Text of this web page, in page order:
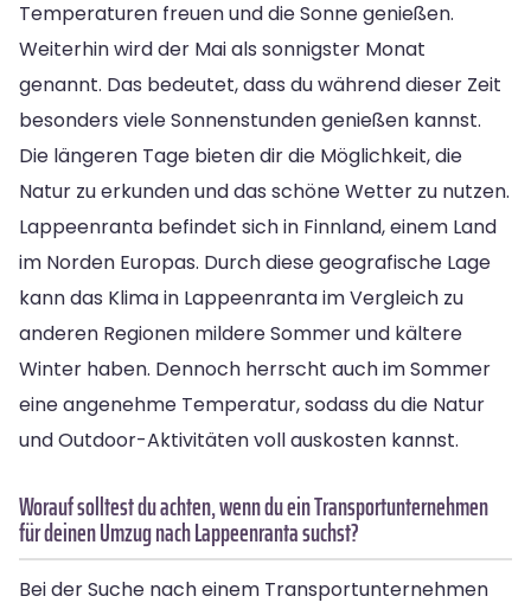
Temperaturen freuen und die Sonne genießen.
Weiterhin wird der Mai als sonnigster Monat
genannt. Das bedeutet, dass du während dieser Zeit
besonders viele Sonnenstunden genießen kannst.
Die längeren Tage bieten dir die Möglichkeit, die
Natur zu erkunden und das schöne Wetter zu nutzen.
Lappeenranta befindet sich in Finnland, einem Land
im Norden Europas. Durch diese geografische Lage
kann das Klima in Lappeenranta im Vergleich zu
anderen Regionen mildere Sommer und kältere
Winter haben. Dennoch herrscht auch im Sommer
eine angenehme Temperatur, sodass du die Natur
und Outdoor-Aktivitäten voll auskosten kannst.
Worauf solltest du achten, wenn du ein Transportunternehmen
für deinen Umzug nach Lappeenranta suchst?
Bei der Suche nach einem Transportunternehmen